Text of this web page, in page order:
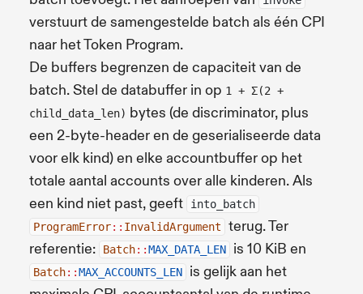
verstuurt de samengestelde batch als één CPI
naar het Token Program.
De buffers begrenzen de capaciteit van de
batch. Stel de databuffer in op 1 + Σ(2 +
child_data_len) bytes (de discriminator, plus
een 2-byte-header en de geserialiseerde data
voor elk kind) en elke accountbuffer op het
totale aantal accounts over alle kinderen. Als
een kind niet past, geeft
into_batch
ProgramError:: InvalidArgument
terug. Ter
referentie:
Batch::MAX_DATA_LEN is 10 KiB en
Batch::MAX_ACCOUNTS_LEN
is gelijk aan het